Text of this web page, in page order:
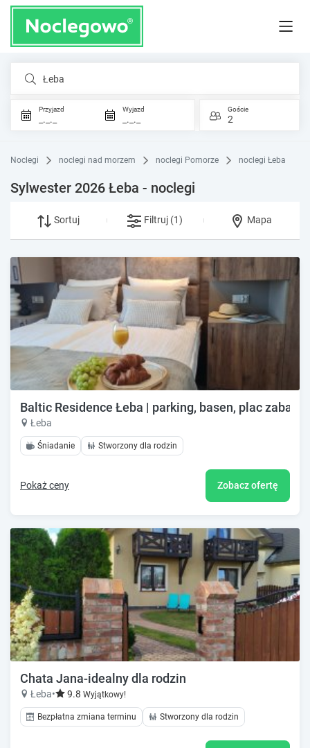
Łeba
Przyjazd
_._._
Wyjazd
_._._
Goście
2
Noclegi noclegi nad morzem noclegi Pomorze noclegi Łeba
Sylwester 2026 Łeba - noclegi
Sortuj Filtruj (1) Mapa
Baltic Residence Łeba | parking, basen, plac zabaw
Łeba
Śniadanie Stworzony dla rodzin
Pokaż ceny Zobacz ofertę
Chata Jana-idealny dla rodzin
Łeba• 9.8 Wyjątkowy!
Bezpłatna zmiana terminu Stworzony dla rodzin